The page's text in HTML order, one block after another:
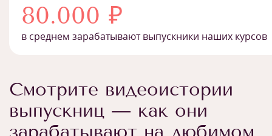
80.000 ₽
в среднем зарабатывают выпускники наших курсов
Смотрите видеоистории
выпускниц — как они
зарабатывают на любимом